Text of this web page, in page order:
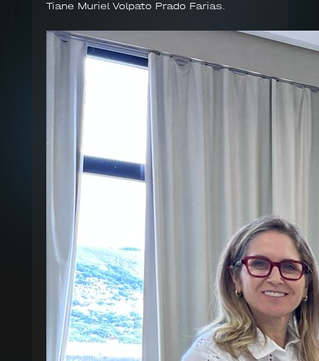
Tiane Muriel Volpato Prado Farias.